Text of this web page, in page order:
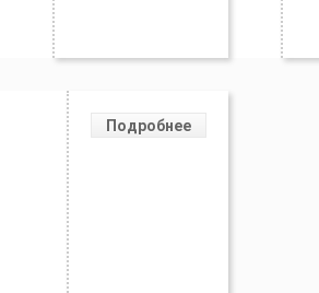
Подробнее